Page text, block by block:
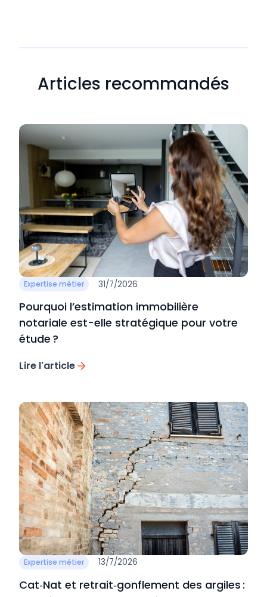
Articles recommandés
Expertise métier 31/7/2026
Pourquoi l’estimation immobilière
notariale est-elle stratégique pour votre
étude ?
Lire l'article
Expertise métier 13/7/2026
Cat‑Nat et retrait‑gonflement des argiles :